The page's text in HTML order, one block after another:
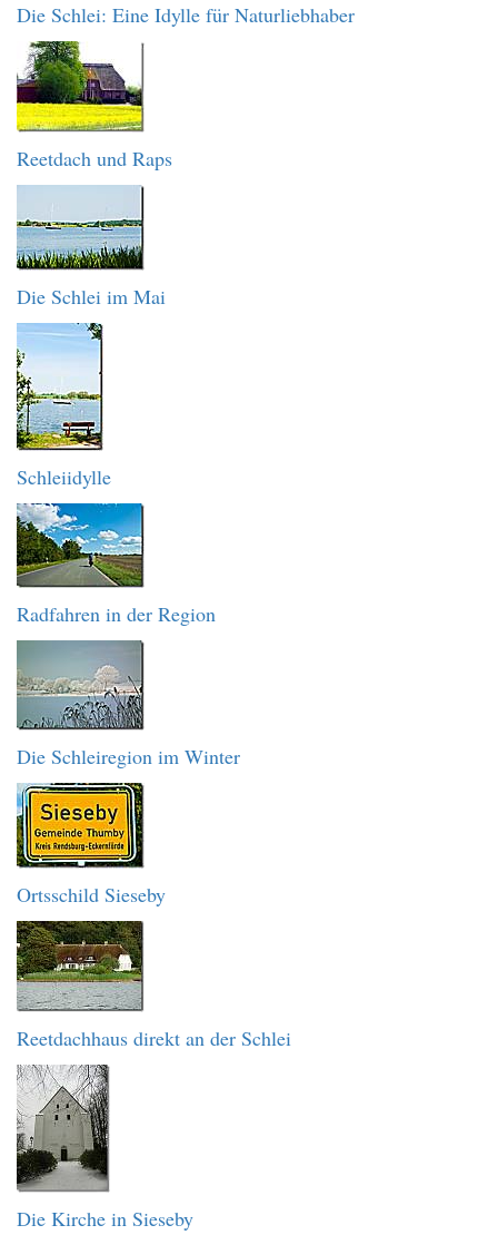
Die Schlei: Eine Idylle für Naturliebhaber
Reetdach und Raps
Die Schlei im Mai
Schleiidylle
Radfahren in der Region
Die Schleiregion im Winter
Ortsschild Sieseby
Reetdachhaus direkt an der Schlei
Die Kirche in Sieseby